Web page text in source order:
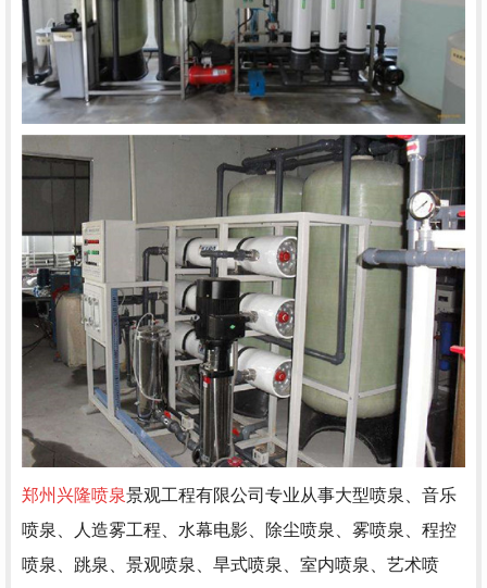
郑州兴隆喷泉景观工程有限公司专业从事大型喷泉、音乐
喷泉、人造雾工程、水幕电影、除尘喷泉、雾喷泉、程控
喷泉、跳泉、景观喷泉、旱式喷泉、室内喷泉、艺术喷